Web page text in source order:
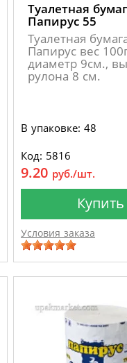
Туалетная
Папирус 55
Туалетная
Папирус вес
диаметр 9см.,
рулона 8 см.
В упаковке: 48
Код: 5816
9.20 руб./шт.
Купить
Условия заказа